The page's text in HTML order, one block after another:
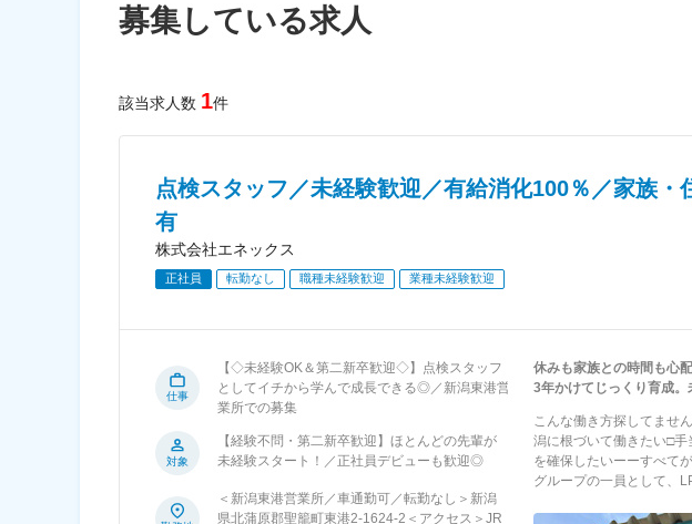
募集している求人
該当求人数 1件
点検スタッフ／未経験歓迎／有給消化100％／家族・
有
株式会社エネックス
正社員 転勤なし 職種未経験歓迎 業種未経験歓迎
仕事
【◇未経験OK＆第二新卒歓迎◇】点検スタッフ
としてイチから学んで成長できる◎／新潟東港営
業所での募集
対象
【経験不問・第二新卒歓迎】ほとんどの先輩が
未経験スタート！／正社員デビューも歓迎◎
＜新潟東港営業所／車通勤可／転勤なし＞新潟
県北蒲原郡聖籠町東港2-1624-2＜アクセス＞JR
休みも家族との時間も心
3年かけてじっくり育成
こんな働き方探してませ
潟に根づいて働きたい□
を確保したいーーすべて
グループの一員として、
【POINT1：経験は一切不